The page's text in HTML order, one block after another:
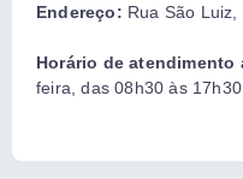
Endereço: Rua São Luiz,
Horário de atendimento
feira, das 08h30 às 17h30.